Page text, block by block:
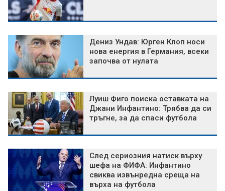
Дениз Ундав: Юрген Клоп носи
нова енергия в Германия, всеки
започва от нулата
Луиш Фиго поиска оставката на
Джани Инфантино: Трябва да си
тръгне, за да спаси футбола
След сериозния натиск върху
шефа на ФИФА: Инфантино
свиква извънредна среща на
върха на футбола